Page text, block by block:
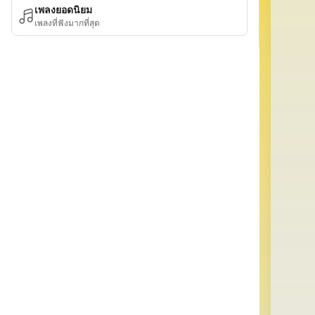
เพลงยอดนิยม
เพลงที่ฟังมากที่สุด